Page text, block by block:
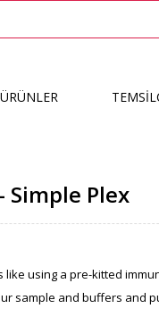
ÜRÜNLER
Simple Plex
using a pre-kitted
sample and buffers and